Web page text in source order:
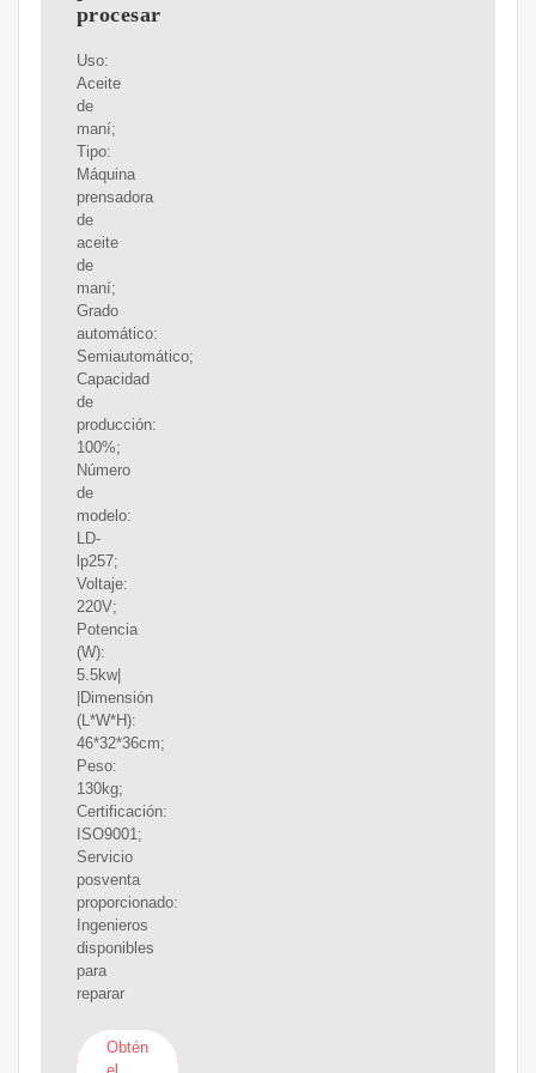
procesar
Uso:
Aceite
de
maní;
Tipo:
Máquina
prensadora
de
aceite
de
maní;
Grado
automático:
Semiautomático;
Capacidad
de
producción:
100%;
Número
de
modelo:
LD-
lp257;
Voltaje:
220V;
Potencia
(W):
5.5kw|
|Dimensión
(L*W*H):
46*32*36cm;
Peso:
130kg;
Certificación:
ISO9001;
Servicio
posventa
proporcionado:
Ingenieros
disponibles
para
reparar
Obtén